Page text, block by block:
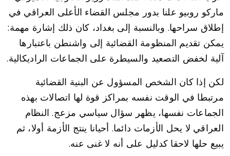
ماركو روبيو علنا بدور مجلس القضاء الأعلى العراقي في
إطلاق سراحها. وبالنسبة إلى بغداد، كان ذلك إشارة مهمة:
يمكن تقديم المنظومة القضائية إلى واشنطن باعتبارها
آلية لخفض التصعيد والسيطرة على الجماعات الراديكالية.
لكن إذا كان الشخص المسؤول عن البنية القضائية
مرتبطا في الوقت نفسه بمراكز قوة لها اتصالات بهذه
الجماعات نفسها، يظهر سؤال سياسي مزعج. النظام
العراقي لا يحل الأزمات دائما. أحيانا ينتج الأزمة أولا، ثم
يبيع حلها لاحقا كدليل على أنه لا غنى عنه.